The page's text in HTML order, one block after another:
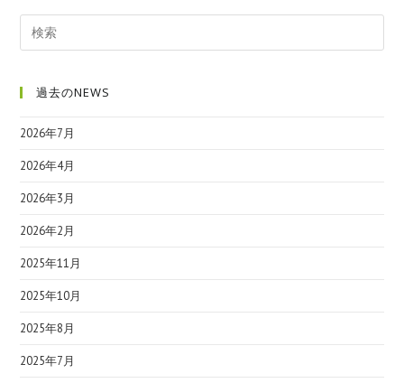
過去のNEWS
2026年7月
2026年4月
2026年3月
2026年2月
2025年11月
2025年10月
2025年8月
2025年7月